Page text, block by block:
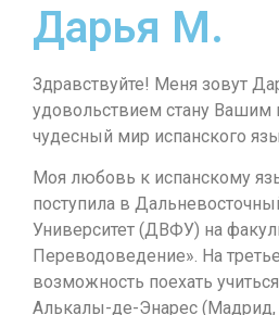
Дарья М.
Здравствуйте! Меня зовут
удовольствием стану Вашим
чудесный мир испанского
Моя любовь к испанскому
поступила в
Университет (ДВФУ) на
Переводоведение». На
возможность поехать
Алькалы-де-Энарес (Мадрид,